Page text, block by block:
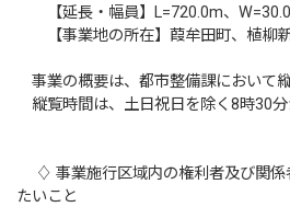
【延長・幅員】L=720.0m、
【事業地の所在】葭牟田町、植柳
事業の概要は、都市整備課において縦
縦覧時間は、土日祝日を除く8時30分
♢ 事業施行区域内の権利者及び関係
たいこと